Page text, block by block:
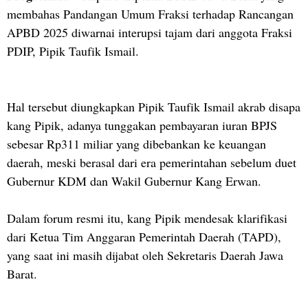
membahas Pandangan Umum Fraksi terhadap Rancangan
APBD 2025 diwarnai interupsi tajam dari anggota Fraksi
PDIP, Pipik Taufik Ismail.
Hal tersebut diungkapkan Pipik Taufik Ismail akrab disapa
kang Pipik, adanya tunggakan pembayaran iuran BPJS
sebesar Rp311 miliar yang dibebankan ke keuangan
daerah, meski berasal dari era pemerintahan sebelum duet
Gubernur KDM dan Wakil Gubernur Kang Erwan.
Dalam forum resmi itu, kang Pipik mendesak klarifikasi
dari Ketua Tim Anggaran Pemerintah Daerah (TAPD),
yang saat ini masih dijabat oleh Sekretaris Daerah Jawa
Barat.